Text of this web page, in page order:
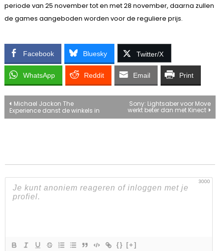
periode van 25 november tot en met 28 november, daarna zullen
de games aangeboden worden voor de reguliere prijs.
Facebook Bluesky Twitter/X
WhatsApp Reddit Email Print
Bericht
Michael Jackon The
Experience danst de winkels in
Sony: Lightsaber voor Move
werkt beter dan met Kinect
3000
{} [+]